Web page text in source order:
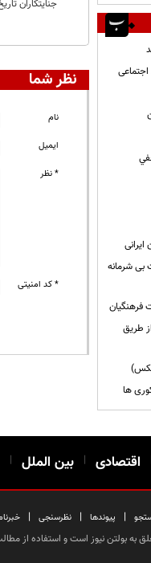
جنایتکاران
نظر شما
نام
ایمیل
* نظر
* کد امنیتی
بی شرمانه
طریق
ها
اقتصادی | بین الملل |
| پیوندها | نظرسنجی |
بولتن نیوز است و استفاده از